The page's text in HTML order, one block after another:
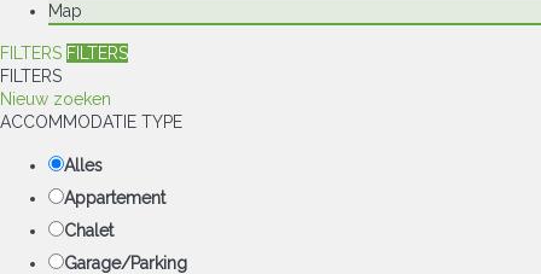
Map
FILTERS FILTERS
FILTERS
Nieuw zoeken
ACCOMMODATIE TYPE
Alles
Appartement
Chalet
Garage/Parking